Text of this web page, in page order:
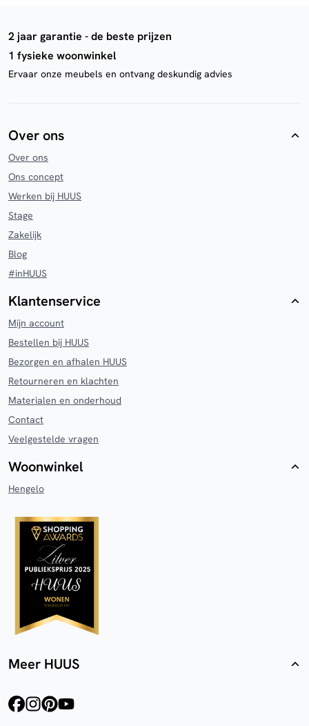
2 jaar garantie - de beste prijzen
1 fysieke woonwinkel
Ervaar onze meubels en ontvang deskundig advies
Over ons
Over ons
Ons concept
Werken bij HUUS
Stage
Zakelijk
Blog
#inHUUS
Klantenservice
Mijn account
Bestellen bij HUUS
Bezorgen en afhalen HUUS
Retourneren en klachten
Materialen en onderhoud
Contact
Veelgestelde vragen
Woonwinkel
Hengelo
Meer HUUS
facebookinstagram
pinterest
youtube